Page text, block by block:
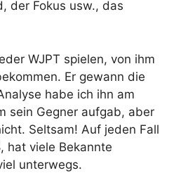
der Fokus usw., das
WJPT spielen, von ihm
Er gewann die
habe ich ihn am
sein Gegner aufgab, aber
Seltsam! Auf jeden Fall
hat viele Bekannte
unterwegs.